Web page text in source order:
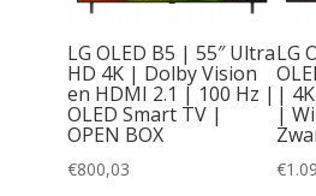
LG OLED B5 | 55″ Ultra
HD 4K | Dolby Vision
en HDMI 2.1 | 100 Hz |
OLED Smart TV |
OPEN BOX
€800,03
LG
|
|
€